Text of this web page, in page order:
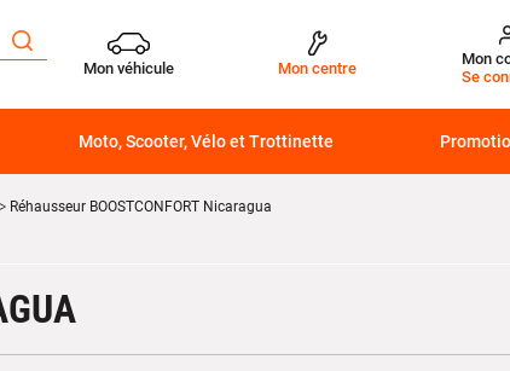
Mon véhicule Mon centre
Mon
Se
Moto, Scooter, Vélo et Trottinette
Réhausseur BOOSTCONFORT Nicaragua